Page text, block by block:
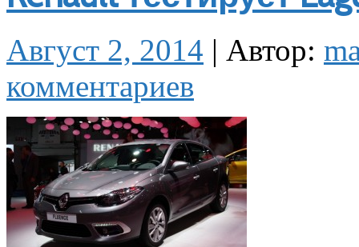
Август 2, 2014 | Автор:
комментариев